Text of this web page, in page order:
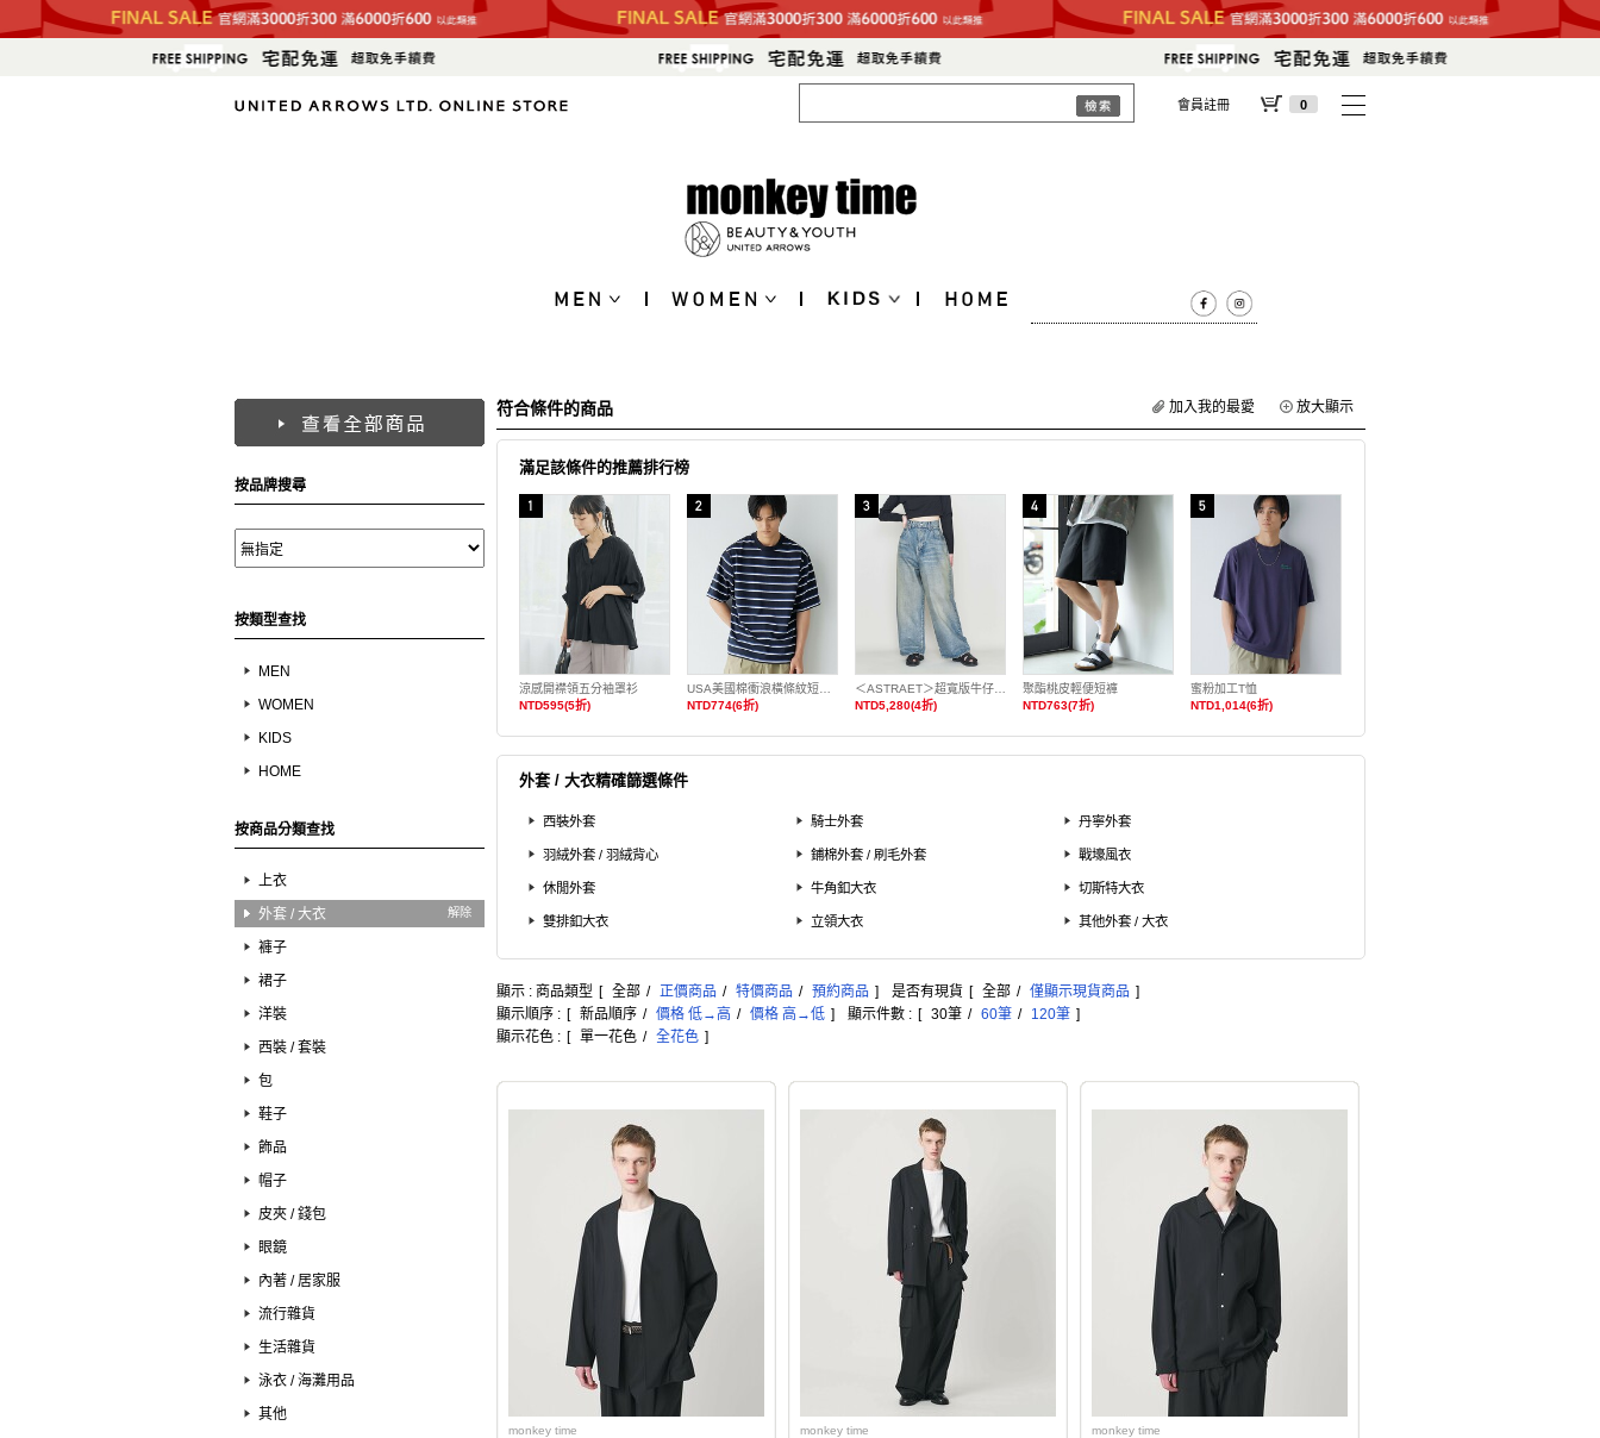
會員註冊 0
按品牌搜尋
按類型查找
MEN
WOMEN
KIDS
HOME
按商品分類查找
上衣
外套 / 大衣
解除
褲子
裙子
洋裝
西裝 / 套裝
包
鞋子
飾品
帽子
皮夾 / 錢包
眼鏡
內著 / 居家服
流行雜貨
生活雜貨
泳衣 / 海灘用品
其他
符合條件的商品 放大顯示
加入我的最愛
滿足該條件的推薦排行榜
涼感開襟領五分袖罩衫
NTD595(5折)
NTD774(6折)
NTD5,280(4折)
聚酯桃皮輕便短褲
NTD763(7折)
蜜粉加工T恤
NTD1,014(6折)
外套 / 大衣精確篩選條件
西裝外套 騎士外套 丹寧外套
羽絨外套 / 羽絨背心 鋪棉外套 / 刷毛外套 戰壕風衣
休閒外套 牛角釦大衣 切斯特大衣
雙排釦大衣 立領大衣 其他外套 / 大衣
顯示 : 商品類型 [ 全部 / 正價商品 / 特價商品 / 預約商品 ] 是否有現貨 [ 全部 / 僅顯示現貨商品 ]
顯示順序 : [ 新品順序 / 價格 低→高 / 價格 高→低 ] 顯示件數 : [ 30筆 / 60筆 / 120筆 ]
顯示花色 : [ 單一花色 / 全花色 ]
monkey time
monkey time
monkey time